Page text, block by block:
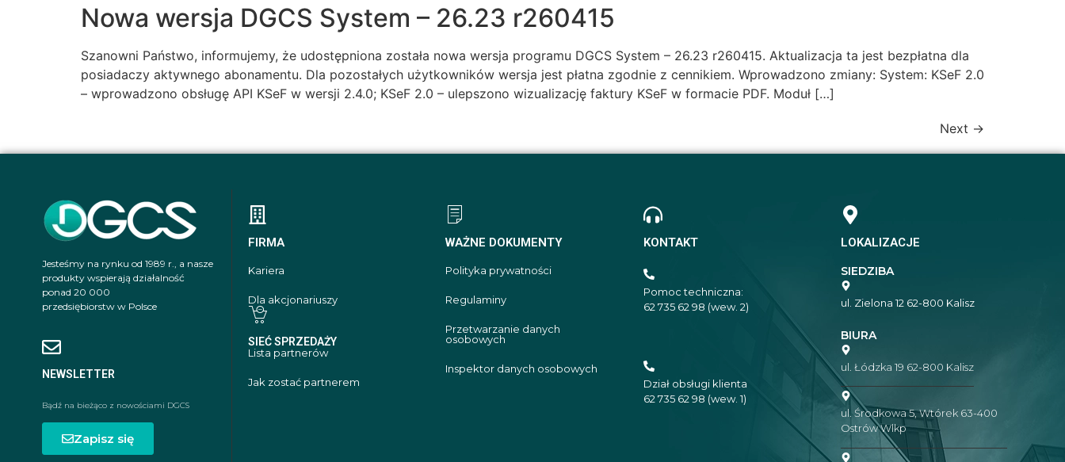
Nowa wersja DGCS System – 26.23 r260415
Szanowni Państwo, informujemy, że udostępniona została nowa wersja programu DGCS System – 26.23 r260415. Aktualizacja ta jest bezpłatna dla
posiadaczy aktywnego abonamentu. Dla pozostałych użytkowników wersja jest płatna zgodnie z cennikiem. Wprowadzono zmiany: System: KSeF 2.0
– wprowadzono obsługę API KSeF w wersji 2.4.0; KSeF 2.0 – ulepszono wizualizację faktury KSeF w formacie PDF. Moduł […]
Next →
Jesteśmy na rynku od 1989 r., a nasze
produkty wspierają działalność
ponad 20 000
przedsiębiorstw w Polsce
NEWSLETTER
Bądź na bieżąco z nowościami DGCS
Zapisz się
FIRMA
Kariera
Dla akcjonariuszy
SIEĆ SPRZEDAŻY
Lista partnerów
Jak zostać partnerem
WAŻNE DOKUMENTY
Polityka prywatności
Regulaminy
Przetwarzanie danych
osobowych
Inspektor danych osobowych
KONTAKT
Pomoc techniczna:
62 735 62 98 (wew. 2)
Dział obsługi klienta
62 735 62 98 (wew. 1)
LOKALIZACJE
SIEDZIBA
ul. Zielona 12 62-800 Kalisz
BIURA
ul. Łódzka 19 62-800 Kalisz
ul. Środkowa 5, Wtórek 63-400
Ostrów Wlkp